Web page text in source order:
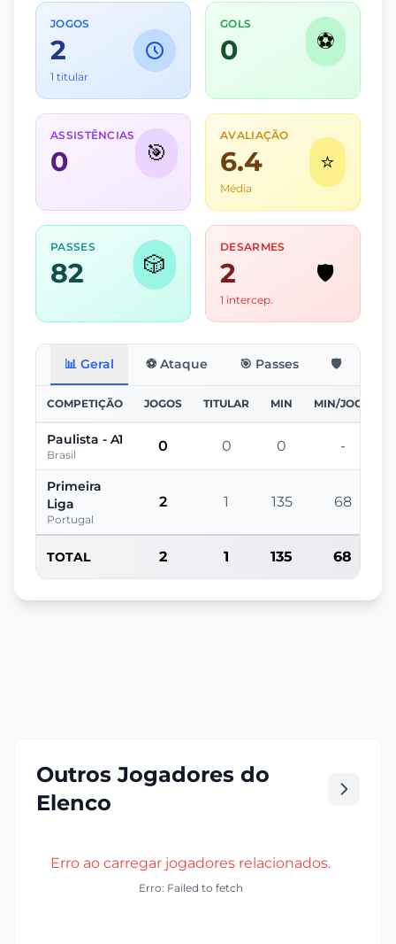
JOGOS
2
1 titular
GOLS
0 ⚽
ASSISTÊNCIAS
0 🎯
AVALIAÇÃO
6.4
Média
⭐
PASSES
82 🎲
DESARMES
2
1 intercep.
🛡️
📊 Geral ⚽ Ataque 🎯 Passes 🛡️ Defesa
COMPETIÇÃO JOGOS TITULAR MIN MIN/JOGO
Paulista - A1
Brasil
0 0 0 -
Primeira
Liga
Portugal
2 1 135 68
TOTAL 2 1 135 68
Outros Jogadores do
Elenco
Erro ao carregar jogadores relacionados.
Erro: Failed to fetch